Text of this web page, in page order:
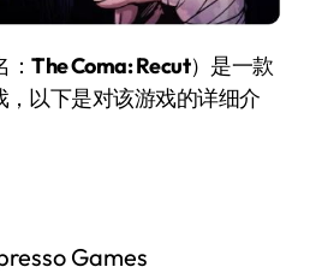
：The Coma: Recut）是一款
以下是对该游戏的详细介
Games